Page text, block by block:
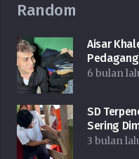
Random
Aisar
6 bulan
SD
Sering
3 bulan